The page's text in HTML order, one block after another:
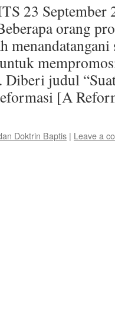
23 September
orang
Diberi judul
[A
Doktrin Baptis | Leave a